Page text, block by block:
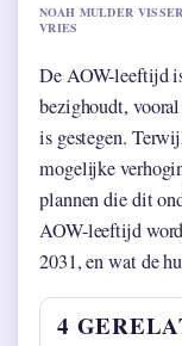
NOAH MULDER
VRIES
De AOW-leeftijd
bezighoudt,
is gestegen.
mogelijke
plannen die dit
AOW-leeftijd
2031, en wat de
4